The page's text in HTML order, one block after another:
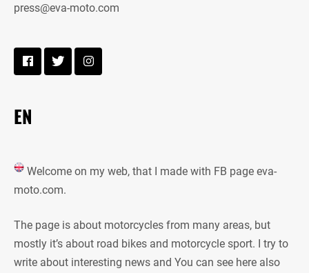
press@eva-moto.com
EN
Welcome on my web, that I made with FB page eva-
moto.com.
The page is about motorcycles from many areas, but
mostly it’s about road bikes and motorcycle sport. I try to
write about interesting news and You can see here also